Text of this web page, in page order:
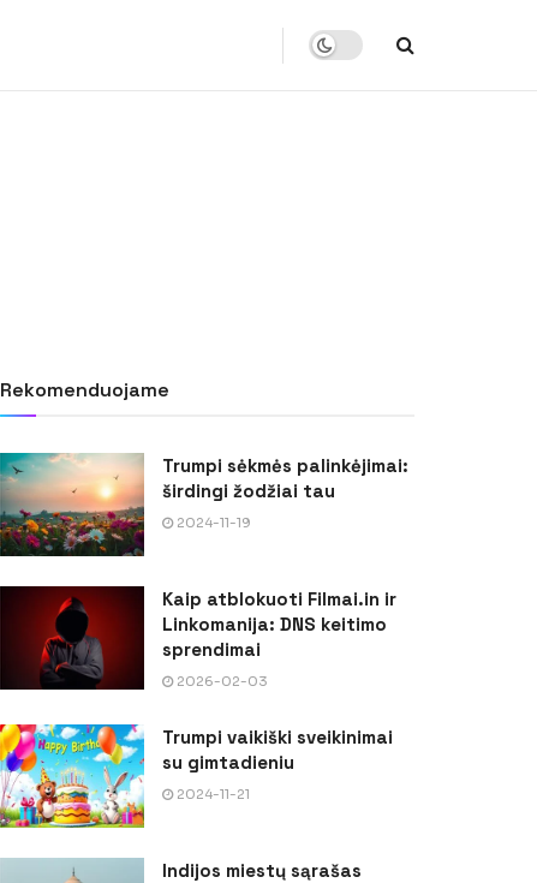
Rekomenduojame
Trumpi sėkmės palinkėjimai:
širdingi žodžiai tau
2024-11-19
Kaip atblokuoti Filmai.in ir
Linkomanija: DNS keitimo
sprendimai
2026-02-03
Trumpi vaikiški sveikinimai
su gimtadieniu
2024-11-21
Indijos miestų sąrašas